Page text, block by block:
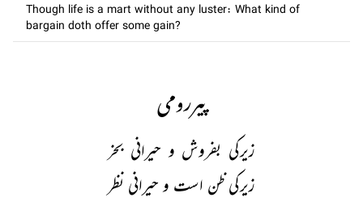
Though life is a mart without any luster: What kind of
bargain doth offer some gain?
پیررومی
زیرکی بفروش و حیرانی بخر
زیرکی ظن است و حیرانی نظر